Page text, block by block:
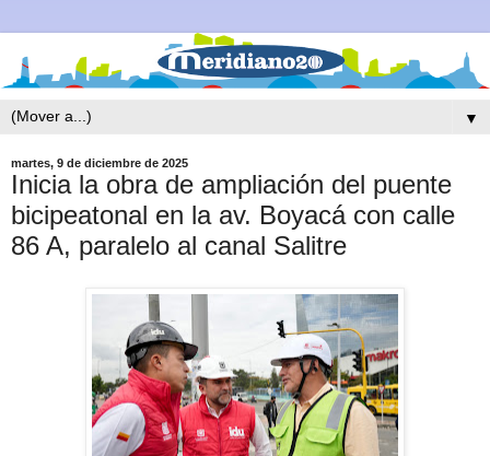
▼
martes, 9 de diciembre de 2025
Inicia la obra de ampliación del puente
bicipeatonal en la av. Boyacá con calle
86 A, paralelo al canal Salitre